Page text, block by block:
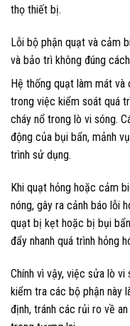
thọ thiết bị.
Lỗi bộ phận quạt và cảm
và bảo trì không đúng cách
Hệ thống quạt làm mát
trong việc kiểm soát quá
cháy nổ trong lò vi sóng.
động của bụi bẩn, mảnh
trình sử dụng.
Khi quạt hỏng hoặc cảm
nóng, gây ra cảnh báo lỗi
quạt bị kẹt hoặc bị bụi
đẩy nhanh quá trình hỏng
Chính vì vậy, việc sửa lò
kiểm tra các bộ phận này
định, tránh các rủi ro về